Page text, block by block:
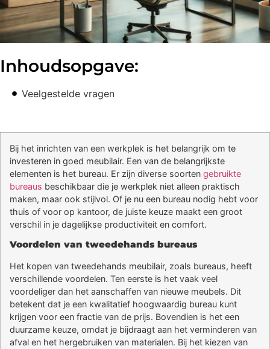
Inhoudsopgave:
Veelgestelde vragen
Bij het inrichten van een werkplek is het belangrijk om te
investeren in goed meubilair. Een van de belangrijkste
elementen is het bureau. Er zijn diverse soorten gebruikte
bureaus beschikbaar die je werkplek niet alleen praktisch
maken, maar ook stijlvol. Of je nu een bureau nodig hebt voor
thuis of voor op kantoor, de juiste keuze maakt een groot
verschil in je dagelijkse productiviteit en comfort.
Voordelen van tweedehands bureaus
Het kopen van tweedehands meubilair, zoals bureaus, heeft
verschillende voordelen. Ten eerste is het vaak veel
voordeliger dan het aanschaffen van nieuwe meubels. Dit
betekent dat je een kwalitatief hoogwaardig bureau kunt
krijgen voor een fractie van de prijs. Bovendien is het een
duurzame keuze, omdat je bijdraagt aan het verminderen van
afval en het hergebruiken van materialen. Bij het kiezen van